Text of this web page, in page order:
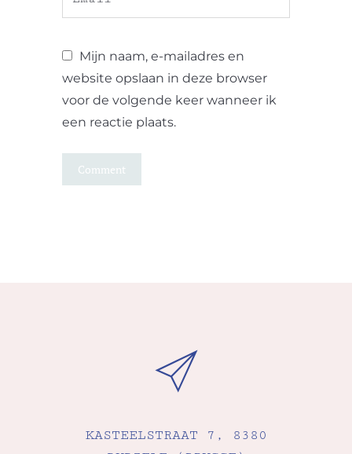
Mijn naam, e-mailadres en
website opslaan in deze browser
voor de volgende keer wanneer ik
een reactie plaats.
KASTEELSTRAAT 7, 8380